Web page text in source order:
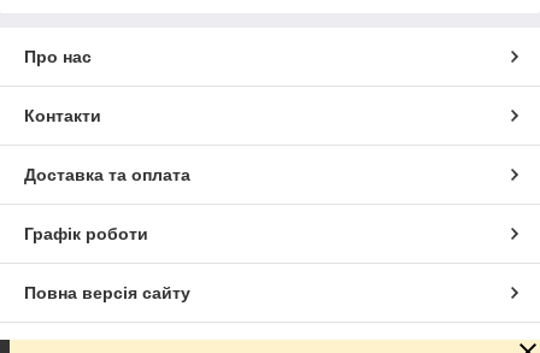
Про нас
Контакти
Доставка та оплата
Графік роботи
Повна версія сайту